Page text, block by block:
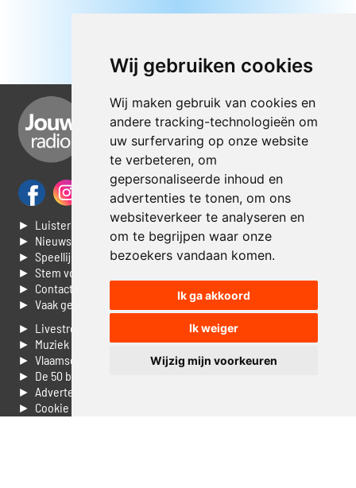
Wij gebruiken cookies
Wij maken gebruik van cookies en
andere tracking-technologieën om
uw surfervaring op onze website
te verbeteren, om
gepersonaliseerde inhoud en
advertenties te tonen, om ons
websiteverkeer te analyseren en
om te begrijpen waar onze
bezoekers vandaan komen.
Ik ga akkoord
Ik weiger
Wijzig mijn voorkeuren
► Luisteren naar Jouwradio
► Nieuws
► Speellijst
► Stem voor de Dag top 3
► Contacteer ons
► Vaak gestelde vragen
► Livestream informatie
► Muziek opzoeken
► Vlaamse 100 Aller tijden
► De 50 beste van...
► Adverteren op Jouwradio
► Cookie voorkeuren wijzigen